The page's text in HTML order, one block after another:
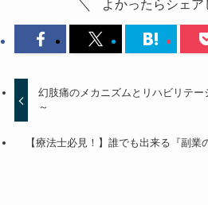
よかったらシェア
幻肢痛のメカニズムとリハビリテ
～
【療法士必見！】誰でも出来る『副業